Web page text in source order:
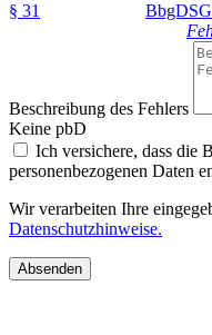
§ 31
Beschreibung des Fehlers
Keine pbD
Ich versichere, dass die
personenbezogenen Daten
Wir verarbeiten Ihre
Datenschutzhinweise.
Absenden